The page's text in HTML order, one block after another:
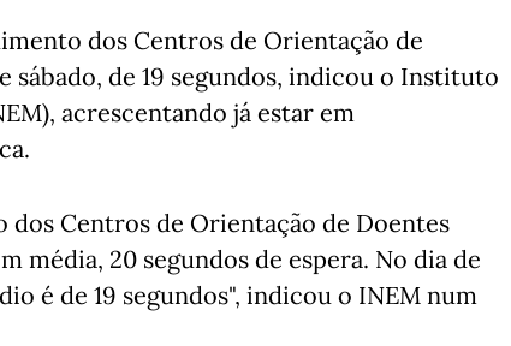
dos Centros de Orientação de
sábado, de 19 segundos, indicou o Instituto
acrescentando já estar em
Centros de Orientação de Doentes
média, 20 segundos de espera. No dia de
é de 19 segundos", indicou o INEM num